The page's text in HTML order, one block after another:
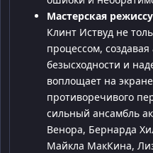
Мастерская
Клинт Иствуд не
процессом,
безысходности и
воплощает на
противоречивого
сильный ансамбль
Венора, Бернарда
Майкла МакКина,